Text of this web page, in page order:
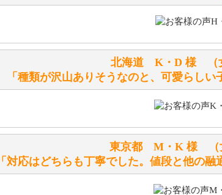
シリアルNO付きやクラブ限定などいろいろと意味が
詳しくはこちらをご覧ください。
テディベアを横にすると音が鳴ります、なぜでしょ
シュタイフのテディベアには、鳴くタイプのテディベ
お腹の中にグロウラーという部品を内臓しています。
体をねかせたりおこしたりすると「グーグー」と鳴
北海道 K・D 様
「種類が沢山ありそうなのと、可愛らしい
東京都 M・K 様
「対応はどちらも丁寧でした。値段と他の融